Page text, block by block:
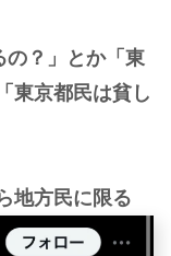
の？」とか「東
東京都民は貧し
地方民に限る